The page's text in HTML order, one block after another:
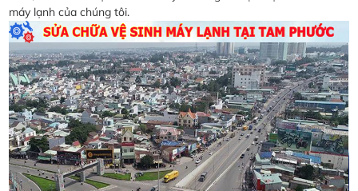
máy lạnh của chúng tôi.